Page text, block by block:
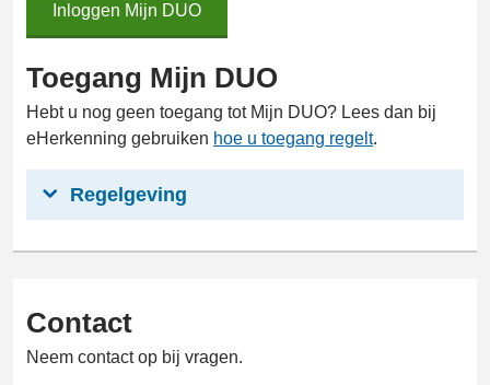
Inloggen Mijn DUO
Inloggen
Mijn
Toegang Mijn DUO
Hebt u nog geen toegang tot Mijn DUO? Lees dan bij
eHerkenning gebruiken hoe u toegang regelt.
Regelgeving
Contact
Neem contact op bij vragen.